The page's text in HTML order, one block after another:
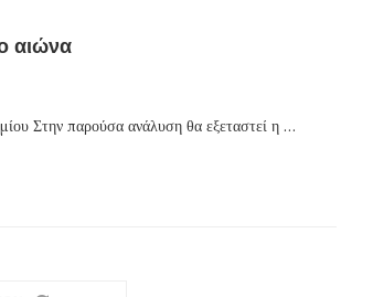
αιώνα
Στην παρούσα ανάλυση θα εξεταστεί η …